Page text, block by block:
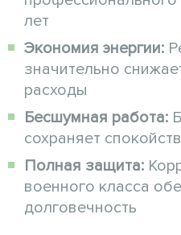
лет
Экономия энергии:
значительно
расходы
Бесшумная работа:
сохраняет
Полная защита:
военного класса
долговечность